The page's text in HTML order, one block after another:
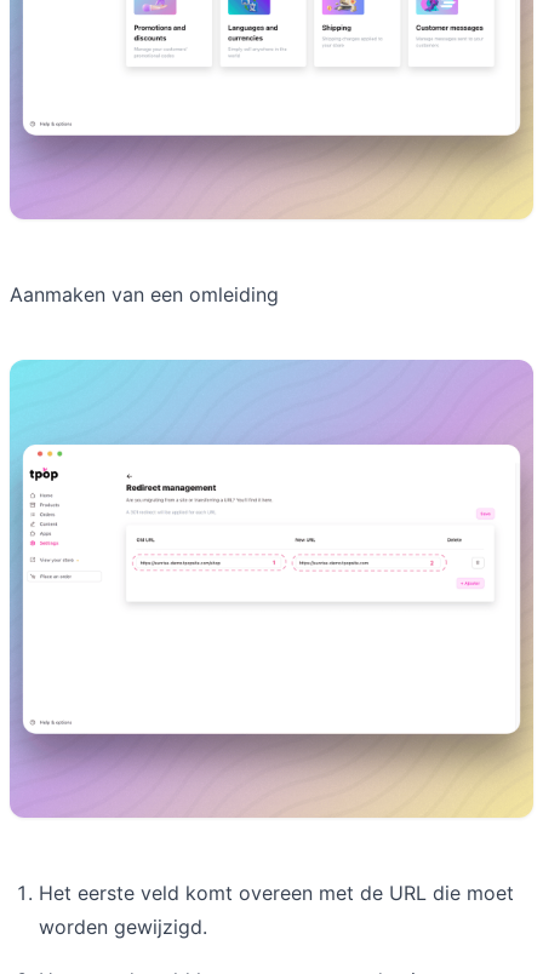
Aanmaken van een omleiding
Het eerste veld komt overeen met de URL die moet
worden gewijzigd.